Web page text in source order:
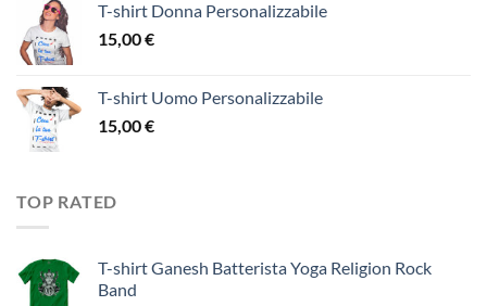
T-shirt Donna Personalizzabile
15,00€
T-shirt Uomo Personalizzabile
15,00€
TOP RATED
T-shirt Ganesh Batterista Yoga Religion Rock
Band